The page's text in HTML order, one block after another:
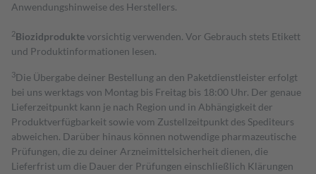
Anwendungshinweise des Herstellers.
2Biozidproduktevorsichtig verwenden. Vor Gebrauch stets Etikett
und Produktinformationen lesen.
3Die Übergabe deiner Bestellung an den Paketdienstleister erfolgt
bei uns werktags von Montag bis Freitag bis 18:00 Uhr. Der genaue
Lieferzeitpunkt kann je nach Region und in Abhängigkeit der
Produktverfügbarkeit sowie vom Zustellzeitpunkt des Spediteurs
abweichen. Darüber hinaus können notwendige pharmazeutische
Prüfungen, die zu deiner Arzneimittelsicherheit dienen, die
Lieferfrist um die Dauer der Prüfungen einschließlich Klärungen